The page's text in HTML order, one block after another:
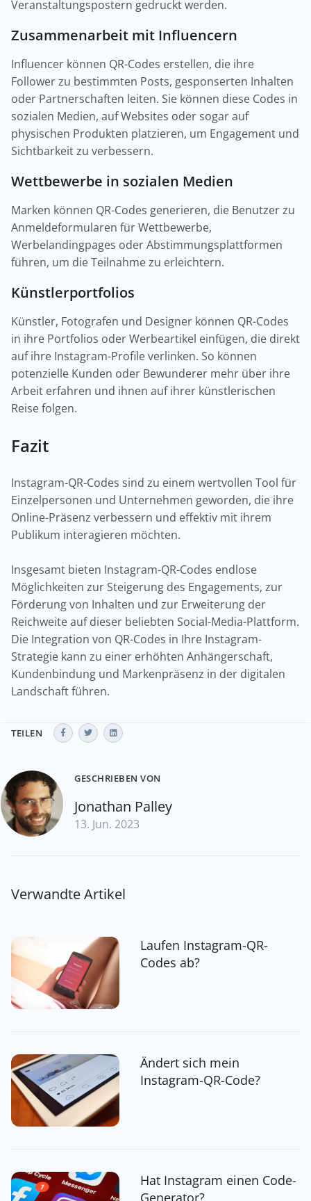
Veranstaltungspostern gedruckt werden.
Zusammenarbeit mit Influencern
Influencer können QR-Codes erstellen, die ihre
Follower zu bestimmten Posts, gesponserten Inhalten
oder Partnerschaften leiten. Sie können diese Codes in
sozialen Medien, auf Websites oder sogar auf
physischen Produkten platzieren, um Engagement und
Sichtbarkeit zu verbessern.
Wettbewerbe in sozialen Medien
Marken können QR-Codes generieren, die Benutzer zu
Anmeldeformularen für Wettbewerbe,
Werbelandingpages oder Abstimmungsplattformen
führen, um die Teilnahme zu erleichtern.
Künstlerportfolios
Künstler, Fotografen und Designer können QR-Codes
in ihre Portfolios oder Werbeartikel einfügen, die direkt
auf ihre Instagram-Profile verlinken. So können
potenzielle Kunden oder Bewunderer mehr über ihre
Arbeit erfahren und ihnen auf ihrer künstlerischen
Reise folgen.
Fazit
Instagram-QR-Codes sind zu einem wertvollen Tool für
Einzelpersonen und Unternehmen geworden, die ihre
Online-Präsenz verbessern und effektiv mit ihrem
Publikum interagieren möchten.
Insgesamt bieten Instagram-QR-Codes endlose
Möglichkeiten zur Steigerung des Engagements, zur
Förderung von Inhalten und zur Erweiterung der
Reichweite auf dieser beliebten Social-Media-Plattform.
Die Integration von QR-Codes in Ihre Instagram-
Strategie kann zu einer erhöhten Anhängerschaft,
Kundenbindung und Markenpräsenz in der digitalen
Landschaft führen.
TEILEN
GESCHRIEBEN VON
Jonathan Palley
13. Jun. 2023
Verwandte Artikel
Laufen Instagram-QR-
Codes ab?
Ändert sich mein
Instagram-QR-Code?
Hat Instagram einen Code-
Generator?